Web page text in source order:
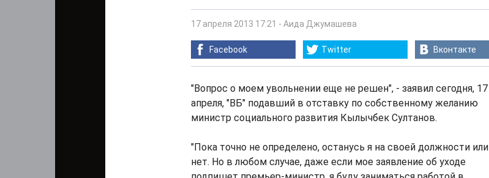
17 апреля 2013 17:21 - Аида Джумашева
Facebook Twitter Вконтакте
"Вопрос о моем увольнении еще не решен", - заявил сегодня, 17
апреля, "ВБ" подавший в отставку по собственному желанию
министр социального развития Кылычбек Султанов.
"Пока точно не определено, останусь я на своей должности или
нет. Но в любом случае, даже если мое заявление об уходе